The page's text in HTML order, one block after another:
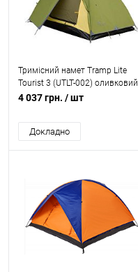
Тримісний намет Tramp Lite
Tourist 3 (UTLT-002) оливковий
4 037 грн. / шт
Докладно